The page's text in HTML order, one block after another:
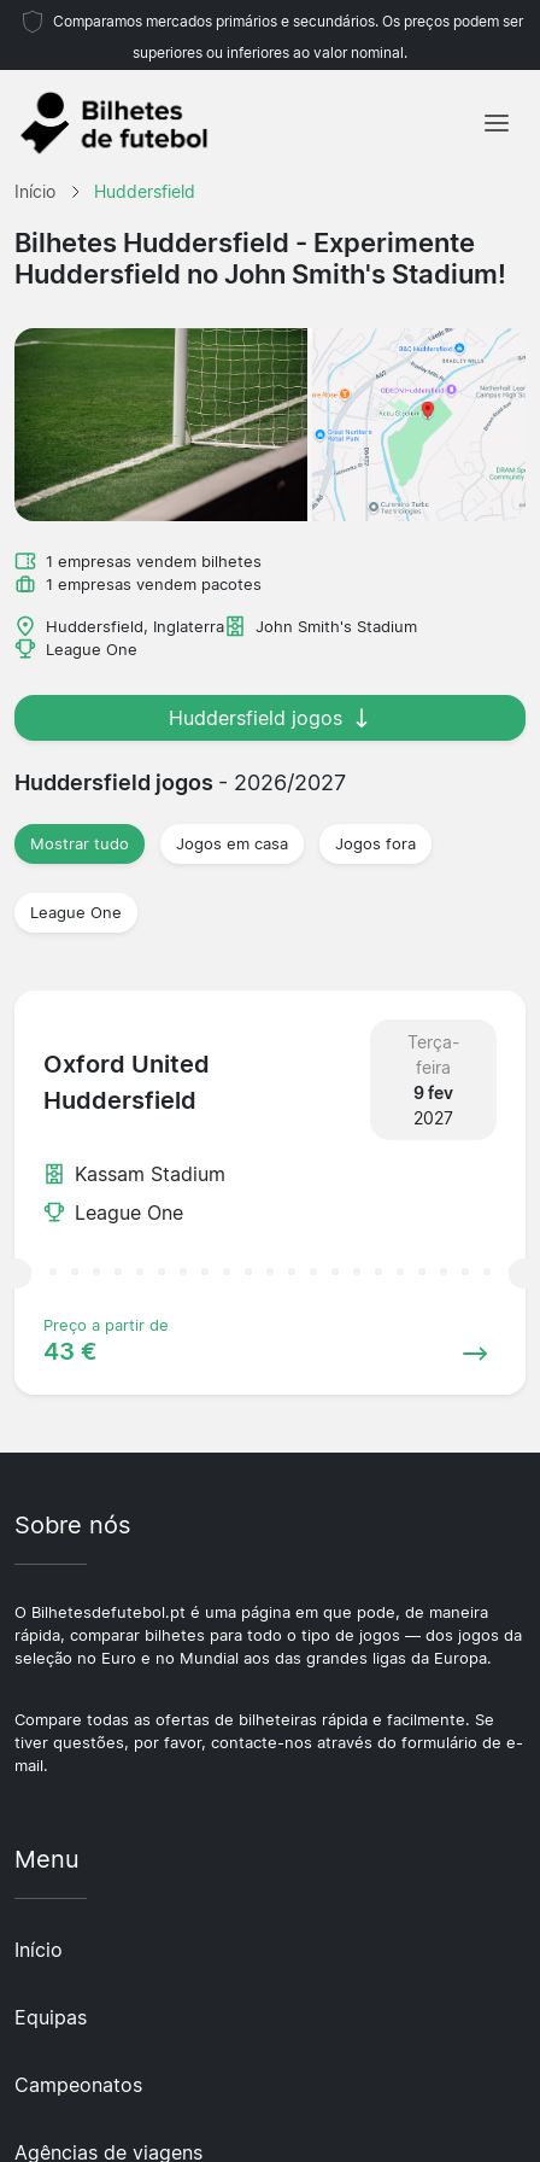
Comparamos mercados primários e secundários. Os preços podem ser
superiores ou inferiores ao valor nominal.
Equipas
Campeonatos
Início Huddersfield
Bilhetes Huddersfield - Experimente
Huddersfield no John Smith's Stadium!
1 empresas vendem bilhetes
1 empresas vendem pacotes
Huddersfield, Inglaterra
John Smith's Stadium
League One
Huddersfield jogos
Huddersfield jogos - 2026/2027
Mostrar tudo Jogos em casa Jogos fora
League One
Oxford United
Huddersfield
Terça-
feira
9 fev
2027
Kassam Stadium
League One
Preço a partir de
43 €
Sobre nós
O Bilhetesdefutebol.pt é uma página em que pode, de maneira
rápida, comparar bilhetes para todo o tipo de jogos — dos jogos da
seleção no Euro e no Mundial aos das grandes ligas da Europa.
Compare todas as ofertas de bilheteiras rápida e facilmente. Se
tiver questões, por favor, contacte-nos através do formulário de e-
mail.
Menu
Início
Equipas
Campeonatos
Agências de viagens